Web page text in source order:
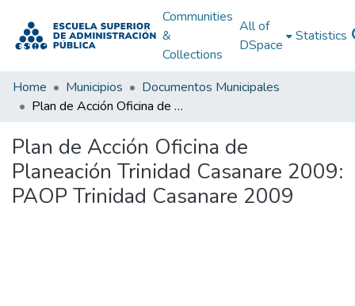
Communities
&
Collections
All of
DSpace
Statistics
Home Municipios
Documentos Municipales
Plan de Acción Oficina de Planeación Trinidad Casanare 2009: PAOP Trinidad Casanare 2009
Plan de Acción Oficina de
Planeación Trinidad Casanare 2009:
PAOP Trinidad Casanare 2009